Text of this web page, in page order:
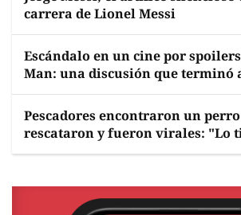
carrera de Lionel Messi
Escándalo en un cine por
Man: una discusión que terminó
Pescadores encontraron un
rescataron y fueron virales: "Lo